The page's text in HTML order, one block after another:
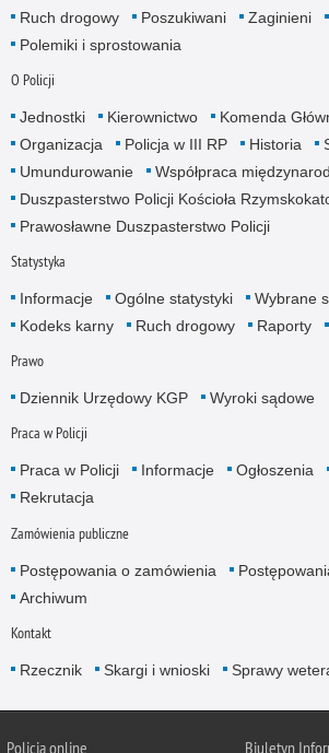
Ruch drogowy
Poszukiwani Zaginieni
Polemiki i sprostowania
O Policji
Jednostki Kierownictwo
Komenda
Organizacja
Policja w III RP Historia
Umundurowanie
Współpraca
Duszpasterstwo Policji Kościoła
Prawosławne Duszpasterstwo Policji
Statystyka
Informacje Ogólne statystyki
Wybrane
Kodeks karny
Ruch drogowy Raporty
Prawo
Dziennik Urzędowy KGP Wyroki sądowe
Praca w Policji
Praca w Policji Informacje Ogłoszenia
Rekrutacja
Zamówienia publiczne
Postępowania o zamówienia
Archiwum
Kontakt
Rzecznik Skargi i wnioski Sprawy
Policjaonline Biuletyn